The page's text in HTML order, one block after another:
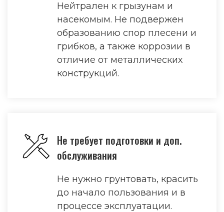
Нейтрален к грызунам и
насекомым. Не подвержен
образованию спор плесени и
грибков, а также коррозии в
отличие от металлических
конструкций.
Не требует подготовки и доп.
обслуживания
Не нужно грунтовать, красить
до начало пользования и в
процессе эксплуатации.